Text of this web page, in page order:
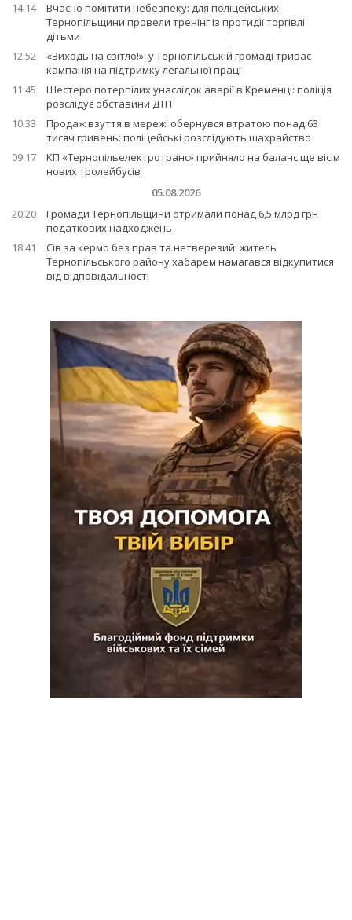
14:14
Вчасно помітити небезпеку: для поліцейських
Тернопільщини провели тренінг із протидії торгівлі
дітьми
12:52
«Виходь на світло!»: у Тернопільській громаді триває
кампанія на підтримку легальної праці
11:45
Шестеро потерпілих унаслідок аварії в Кременці: поліція
розслідує обставини ДТП
10:33
Продаж взуття в мережі обернувся втратою понад 63
тисяч гривень: поліцейські розслідують шахрайство
09:17
КП «Тернопільелектротранс» прийняло на баланс ще вісім
нових тролейбусів
05.08.2026
20:20
Громади Тернопільщини отримали понад 6,5 млрд грн
податкових надходжень
18:41
Сів за кермо без прав та нетверезий: житель
Тернопільського району хабарем намагався відкупитися
від відповідальності